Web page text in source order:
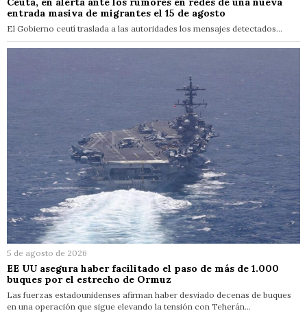
entrada masiva de migrantes el 15 de agosto
El Gobierno ceutí traslada a las autoridades los mensajes detectados…
5 de agosto de 2026
EE UU asegura haber facilitado el paso de más de 1.000
buques por el estrecho de Ormuz
Las fuerzas estadounidenses afirman haber desviado decenas de buques
en una operación que sigue elevando la tensión con Teherán…